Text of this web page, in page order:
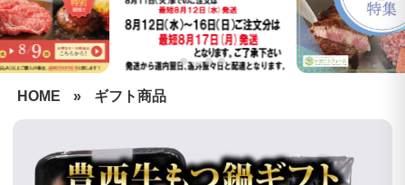
HOME » ギフト商品